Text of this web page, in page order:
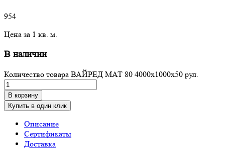
954
Цена за 1 кв. м.
В наличии
Количество товара ВАЙРЕД МАТ 80 4000x1000x50 рул.
В корзину
Купить в один клик
Описание
Сертификаты
Доставка